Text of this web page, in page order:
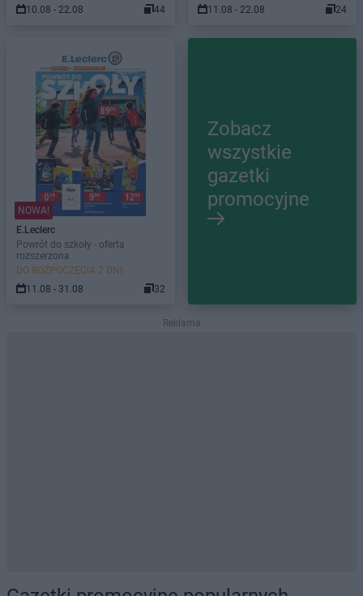
10.08 - 22.08
44
11.08 - 22.08
24
NOWA!
E.Leclerc
Powrót do szkoły - oferta
rozszerzona
DO ROZPOCZĘCIA 2 DNI
11.08 - 31.08
32
Zobacz
wszystkie
gazetki
promocyjne
Reklama